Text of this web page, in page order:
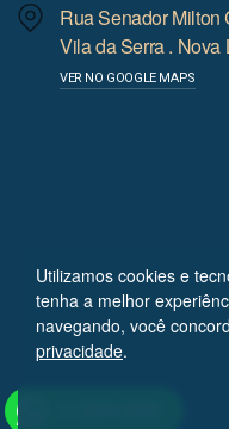
Rua Senador Milton
Vila da Serra . Nova
VER NO GOOGLE MAPS
Utilizamos cookies e
tenha a melhor
navegando, você
privacidade.